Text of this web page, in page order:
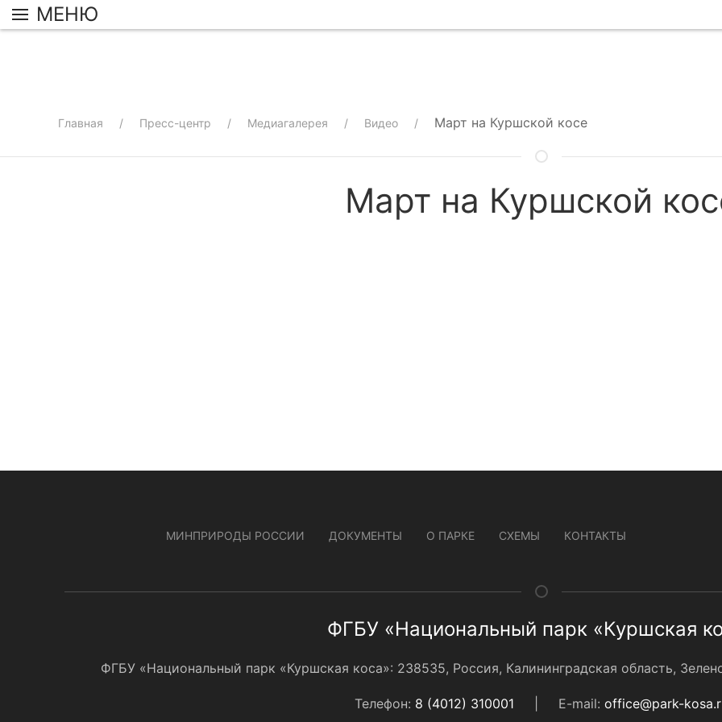
МЕНЮ
Главная Пресс-центр Медиагалерея Видео Март на Куршской косе
Март на Куршской
МИНПРИРОДЫ РОССИИ ДОКУМЕНТЫ О ПАРКЕ СХЕМЫ КОНТАКТЫ
ФГБУ «Национальный парк «Куршская
ФГБУ «Национальный парк «Куршская коса»: 238535, Россия, Калининградская область,
Телефон: 8 (4012) 310001 E-mail: office@park-